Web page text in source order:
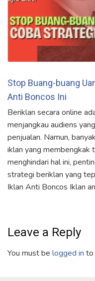
Stop Buang-buang
Anti Boncos Ini
Beriklan secara online
menjangkau audiens
penjualan. Namun,
iklan yang membengkak
menghindari hal ini,
strategi beriklan yang
Iklan Anti Boncos Iklan
Leave a Reply
You must be logged in to